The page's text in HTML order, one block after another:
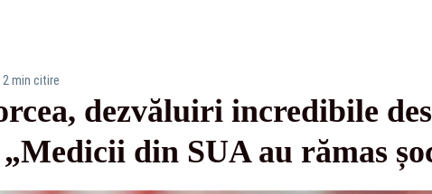
2 min citire
dezvăluiri incredibile
din SUA au rămas